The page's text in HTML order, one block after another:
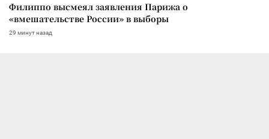
Филиппо высмеял заявления Парижа о
«вмешательстве России» в выборы
29 минут назад